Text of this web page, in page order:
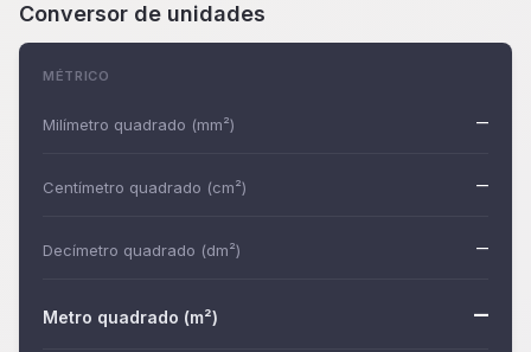
Conversor de unidades
MÉTRICO
Milímetro quadrado (mm²) –
Centímetro quadrado (cm²) –
Decímetro quadrado (dm²) –
Metro quadrado (m²) –